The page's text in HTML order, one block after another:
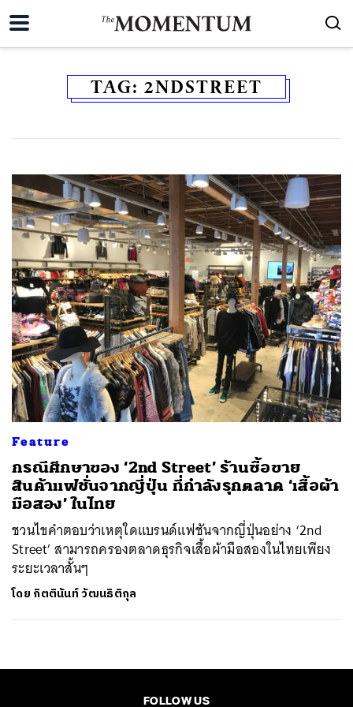
TAG: 2NDSTREET
Feature
กรณีศึกษาของ ‘2nd Street’ ร้านซื้อขาย
สินค้าแฟชั่นจากญี่ปุ่น ที่กำลังรุกตลาด ‘เสื้อผ้า
มือสอง’ ในไทย
ชวนไขคำตอบว่าเหตุใดแบรนด์แฟชันจากญี่ปุ่นอย่าง ‘2nd
Street’ สามารถครองตลาดธุรกิจเสื้อผ้ามือสองในไทยเพียง
ระยะเวลาสั้นๆ
โดย กิตตินันท์ วัฒนธิติกุล
FOLLOW US
ค้นหา
SHARE TWEET LINE EMAIL